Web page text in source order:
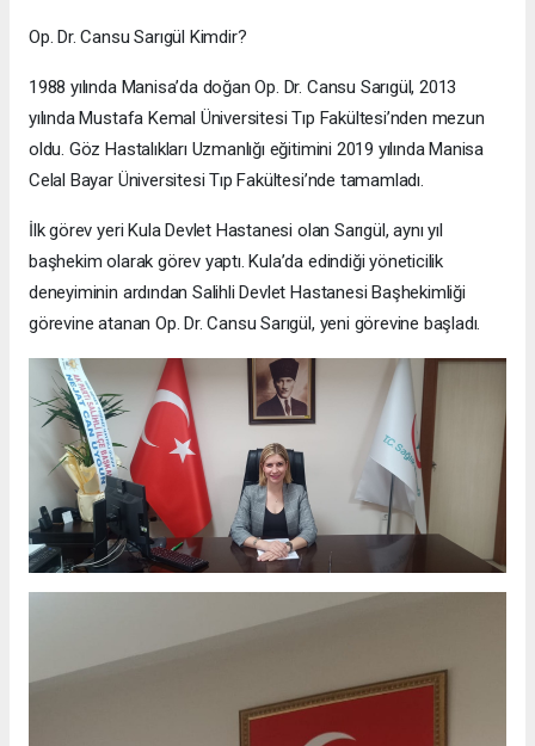
Op. Dr. Cansu Sarıgül Kimdir?
1988 yılında Manisa’da doğan Op. Dr. Cansu Sarıgül, 2013
yılında Mustafa Kemal Üniversitesi Tıp Fakültesi’nden mezun
oldu. Göz Hastalıkları Uzmanlığı eğitimini 2019 yılında Manisa
Celal Bayar Üniversitesi Tıp Fakültesi’nde tamamladı.
İlk görev yeri Kula Devlet Hastanesi olan Sarıgül, aynı yıl
başhekim olarak görev yaptı. Kula’da edindiği yöneticilik
deneyiminin ardından Salihli Devlet Hastanesi Başhekimliği
görevine atanan Op. Dr. Cansu Sarıgül, yeni görevine başladı.